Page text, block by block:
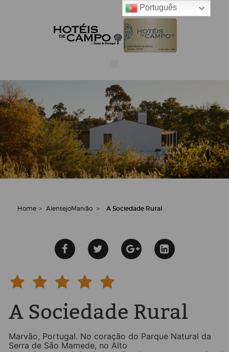
Home > AlentejoMarvão > A Sociedade Rural
A Sociedade Rural
Marvão, Portugal. No coração do Parque Natural da
Serra de São Mamede, no Alto
Português